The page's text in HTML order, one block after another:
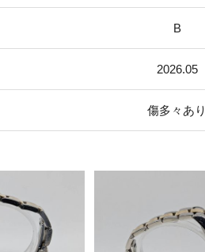
B
2026.05
傷多々あり